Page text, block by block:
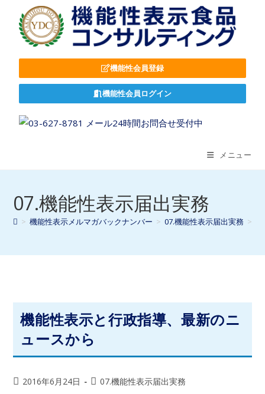
機能性会員登録
機能性会員ログイン
メニュー
07.機能性表示届出実務
> 機能性表示メルマガバックナンバー > 07.機能性表示届出実務 >
機能性表示と行政指導、最新のニ
ュースから
2016年6月24日 07.機能性表示届出実務